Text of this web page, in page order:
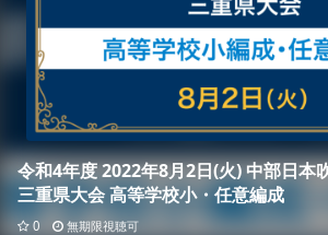
令和4年度 2022年8月2日(火) 中部日本
三重県大会 高等学校小・任意編成
0 無期限視聴可